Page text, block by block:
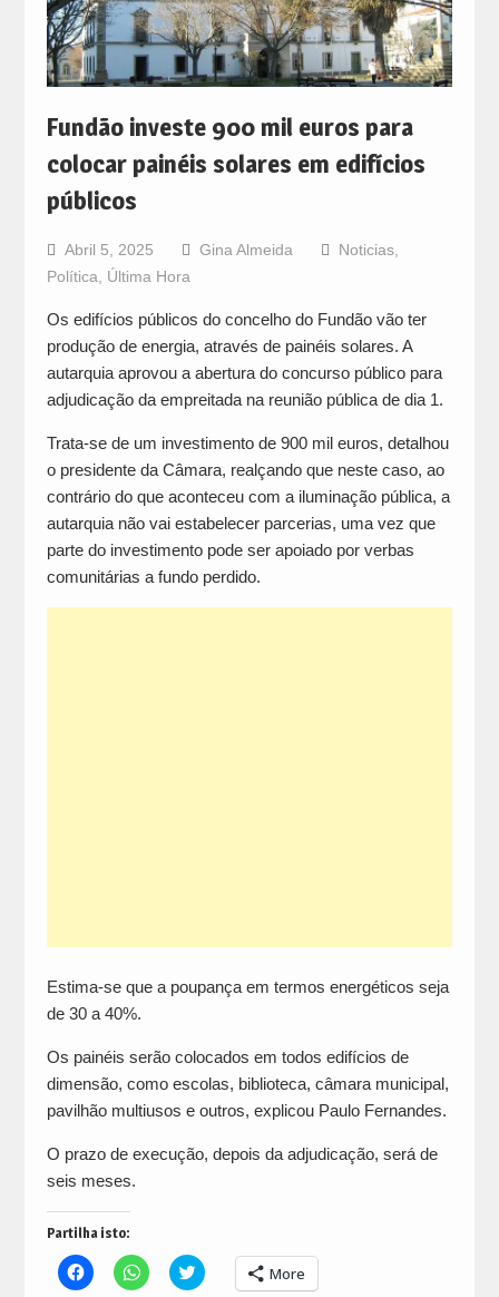
Fundão investe 900 mil euros para
colocar painéis solares em edifícios
públicos
Abril 5, 2025 Gina Almeida Noticias,
Política
Última Hora
Os edifícios públicos do concelho do Fundão vão ter
produção de energia, através de painéis solares. A
autarquia aprovou a abertura do concurso público para
adjudicação da empreitada na reunião pública de dia 1.
Trata-se de um investimento de 900 mil euros, detalhou
o presidente da Câmara, realçando que neste caso, ao
contrário do que aconteceu com a iluminação pública, a
autarquia não vai estabelecer parcerias, uma vez que
parte do investimento pode ser apoiado por verbas
comunitárias a fundo perdido.
Estima-se que a poupança em termos energéticos seja
de 30 a 40%.
Os painéis serão colocados em todos edifícios de
dimensão, como escolas, biblioteca, câmara municipal,
pavilhão multiusos e outros, explicou Paulo Fernandes.
O prazo de execução, depois da adjudicação, será de
seis meses.
Partilha isto:
Click
to
Click
to
Click
to More